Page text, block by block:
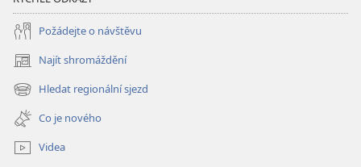
Požádejte o návštěvu
Najít shromáždění
(otevřeno
nové
okno)
Hledat regionální sjezd
(otevřeno
nové
okno)
Co je nového
Videa